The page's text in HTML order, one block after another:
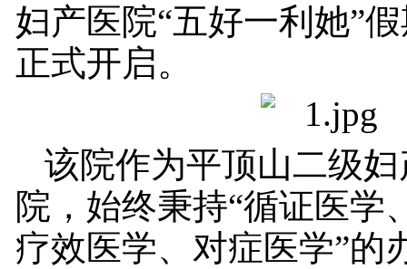
妇产医院“五好一利她”
正式开启。
该院作为平顶山二级
院，始终秉持“循证医学
疗效医学、对症医学”的